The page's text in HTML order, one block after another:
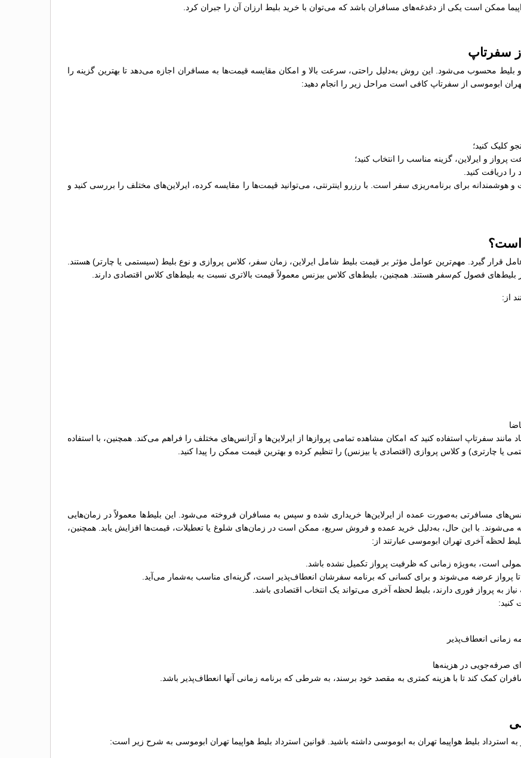
ممکن است یکی از دغدغه‌های مسافران باشد که می‌توان با خرید بلیط ارزان آن را جبران کرد.
سفرتاپ
محسوب می‌شود. این روش به‌دلیل راحتی، سرعت بالا و امکان مقایسه قیمت‌ها به مسافران اجازه می‌دهد تا بهترین گزینه را
تهران ابوموسی از سفرتاپ کافی است مراحل زیر را انجام دهید:
کلیک کنید؛
و ایرلاین، گزینه مناسب را انتخاب کنید؛
دریافت کنید.
هوشمندانه برای برنامه‌ریزی سفر است. با رزرو اینترنتی، می‌توانید قیمت‌ها را مقایسه کرده، ایرلاین‌های مختلف را بررسی کنید و
است؟
قرار گیرد. مهم‌ترین عوامل مؤثر بر قیمت بلیط شامل ایرلاین، زمان سفر، کلاس پروازی و نوع بلیط (سیستمی یا چارتر) هستند.
بلیط‌های فصول کم‌سفر هستند. همچنین، بلیط‌های کلاس بیزنس معمولاً قیمت بالاتری نسبت به بلیط‌های کلاس اقتصادی دارند.
از:
مانند سفرتاپ استفاده کنید که امکان مشاهده تمامی پروازها از ایرلاین‌ها و آژانس‌های مختلف را فراهم می‌کند. همچنین، با استفاده
یا چارتری) و کلاس پروازی (اقتصادی یا بیزنس) را تنظیم کرده و بهترین قیمت ممکن را پیدا کنید.
مسافرتی به‌صورت عمده از ایرلاین‌ها خریداری شده و سپس به مسافران فروخته می‌شود. این بلیط‌ها معمولاً در زمان‌هایی
با این حال، به‌دلیل خرید عمده و فروش سریع، ممکن است در زمان‌های شلوغ یا تعطیلات، قیمت‌ها افزایش یابد. همچنین،
لحظه آخری تهران ابوموسی عبارتند از:
است، به‌ویژه زمانی که ظرفیت پرواز تکمیل نشده باشد.
پرواز عرضه می‌شوند و برای کسانی که برنامه سفرشان انعطاف‌پذیر است، گزینه‌ای مناسب به‌شمار می‌آید.
به پرواز فوری دارند، بلیط لحظه آخری می‌تواند یک انتخاب اقتصادی باشد.
کنید:
زمانی انعطاف‌پذیر
صرفه‌جویی در هزینه‌ها
کمک کند تا با هزینه کمتری به مقصد خود برسند، به شرطی که برنامه زمانی آنها انعطاف‌پذیر باشد.
استرداد بلیط هواپیما تهران به ابوموسی داشته باشید. قوانین استرداد بلیط هواپیما تهران ابوموسی به شرح زیر است: